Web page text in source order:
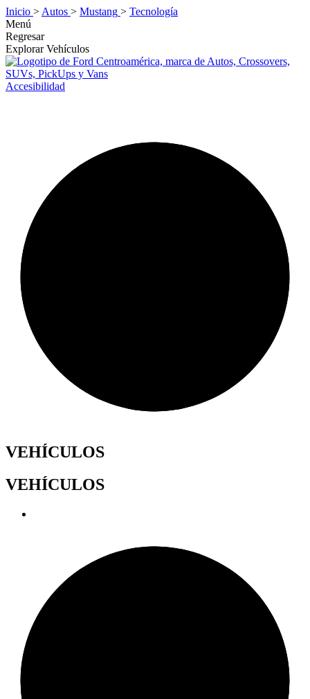
Inicio > Autos > Mustang > Tecnología
Menú
Regresar
Explorar Vehículos
Accesibilidad
VEHÍCULOS
VEHÍCULOS